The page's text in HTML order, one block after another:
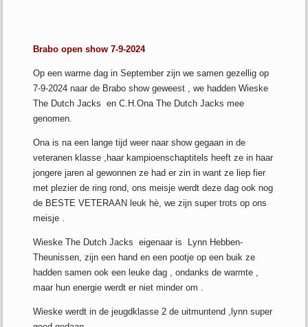
Brabo open show 7-9-2024
Op een warme dag in September zijn we samen gezellig op
7-9-2024 naar de Brabo show geweest , we hadden Wieske
The Dutch Jacks en C.H.Ona The Dutch Jacks mee
genomen.
Ona is na een lange tijd weer naar show gegaan in de
veteranen klasse ,haar kampioenschaptitels heeft ze in haar
jongere jaren al gewonnen ze had er zin in want ze liep fier
met plezier de ring rond, ons meisje werdt deze dag ook nog
de BESTE VETERAAN leuk hè, we zijn super trots op ons
meisje .
Wieske The Dutch Jacks eigenaar is Lynn Hebben-
Theunissen, zijn een hand en een pootje op een buik ze
hadden samen ook een leuke dag , ondanks de warmte ,
maar hun energie werdt er niet minder om .
Wieske werdt in de jeugdklasse 2 de uitmuntend ,lynn super